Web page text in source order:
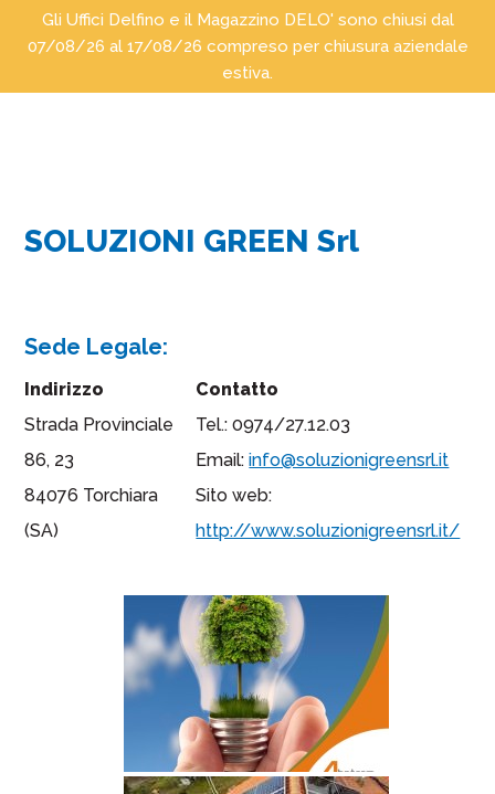
Gli Uffici Delfino e il Magazzino DELO' sono chiusi dal
07/08/26 al 17/08/26 compreso per chiusura aziendale
estiva.
Passa
contenuto
principale
Passa
barra
laterale
Passa
Delfino
SOLUZIONI GREEN Srl
Sede Legale:
Indirizzo
Strada Provinciale
86, 23
84076 Torchiara
(SA)
Contatto
Tel.: 0974/27.12.03
Email:info@soluzionigreensrl.it
Sito web:
http://www.soluzionigreensrl.it/